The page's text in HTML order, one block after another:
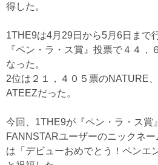
得した。
1THE9は4月29日から5月6日まで
『ペン・ラ・ス賞』投票で４４，
なった。
2位は２１，４０５票のNATURE
ATEEZだった。
今回、1THE9が『ペン・ラ・ス賞
FANNSTARユーザーのニックネ
は「デビューおめでとう！ペンエ